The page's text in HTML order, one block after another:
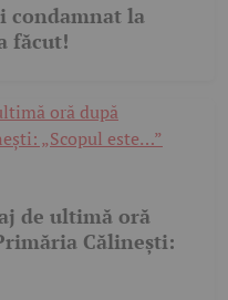
condamnat la
făcut!
de ultimă oră
Călinești: